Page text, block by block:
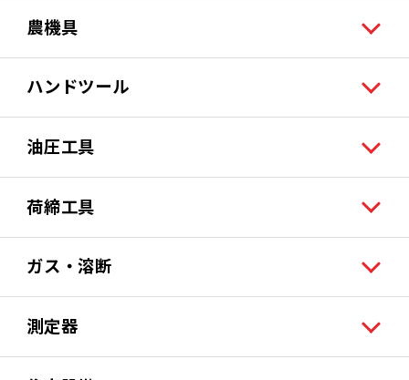
農機具
ハンドツール
油圧工具
荷締工具
ガス・溶断
測定器